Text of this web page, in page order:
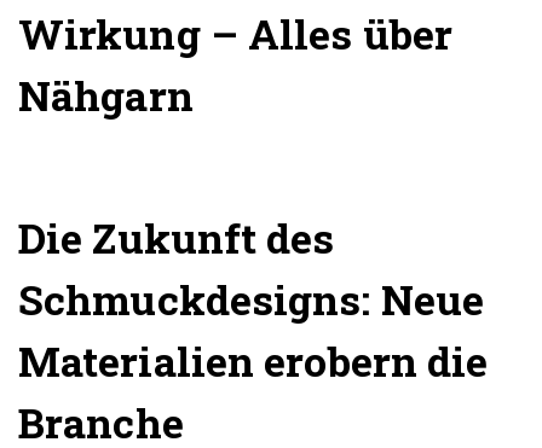
Wirkung – Alles über
Nähgarn
Die Zukunft des
Schmuckdesigns: Neue
Materialien erobern die
Branche